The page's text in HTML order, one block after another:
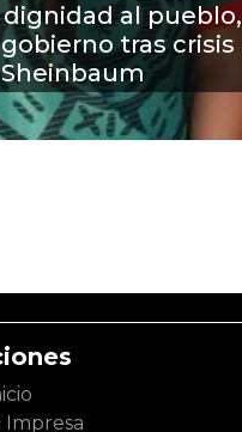
dignidad al pueblo,
tras crisis
Impresa